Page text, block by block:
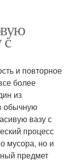
и повторное
более
из
обычную
вазу с
процесс
мусора, но и
предмет